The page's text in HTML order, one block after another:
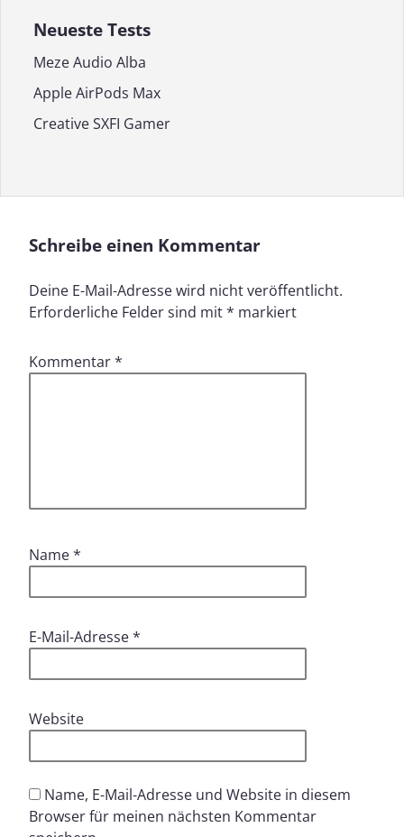
Neueste Tests
Meze Audio Alba
Apple AirPods Max
Creative SXFI Gamer
Schreibe einen Kommentar
Deine E-Mail-Adresse wird nicht veröffentlicht.
Erforderliche Felder sind mit* markiert
Kommentar*
Name*
E-Mail-Adresse*
Website
Name, E-Mail-Adresse und Website in diesem
Browser für meinen nächsten Kommentar